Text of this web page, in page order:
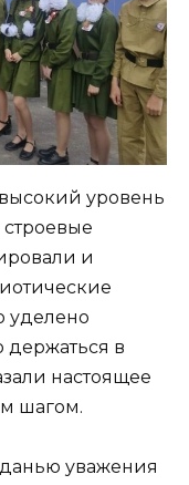
уровень
и
уделено
в
настоящее
шагом.
уважения